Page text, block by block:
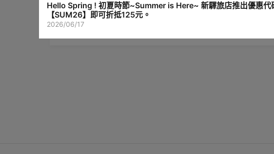
Hello Spring ! 初夏時節~Summer is Here~ 新驛旅店推出優惠
【SUM26】即可折抵125元。
2026/06/17